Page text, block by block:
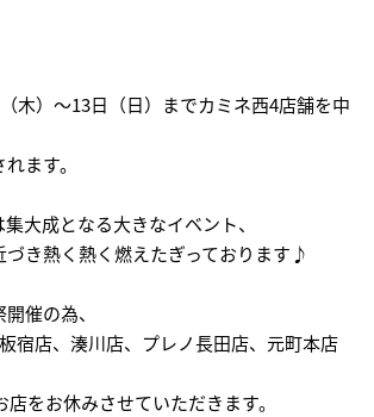
木）～13日（日）までカミネ西4店舗を中
ます。
大成となる大きなイベント、
づき熱く熱く燃えたぎっております♪
催の為、
宿店、湊川店、プレノ長田店、元町本店
をお休みさせていただきます。